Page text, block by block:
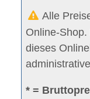
Alle
Online-
dieses
* =